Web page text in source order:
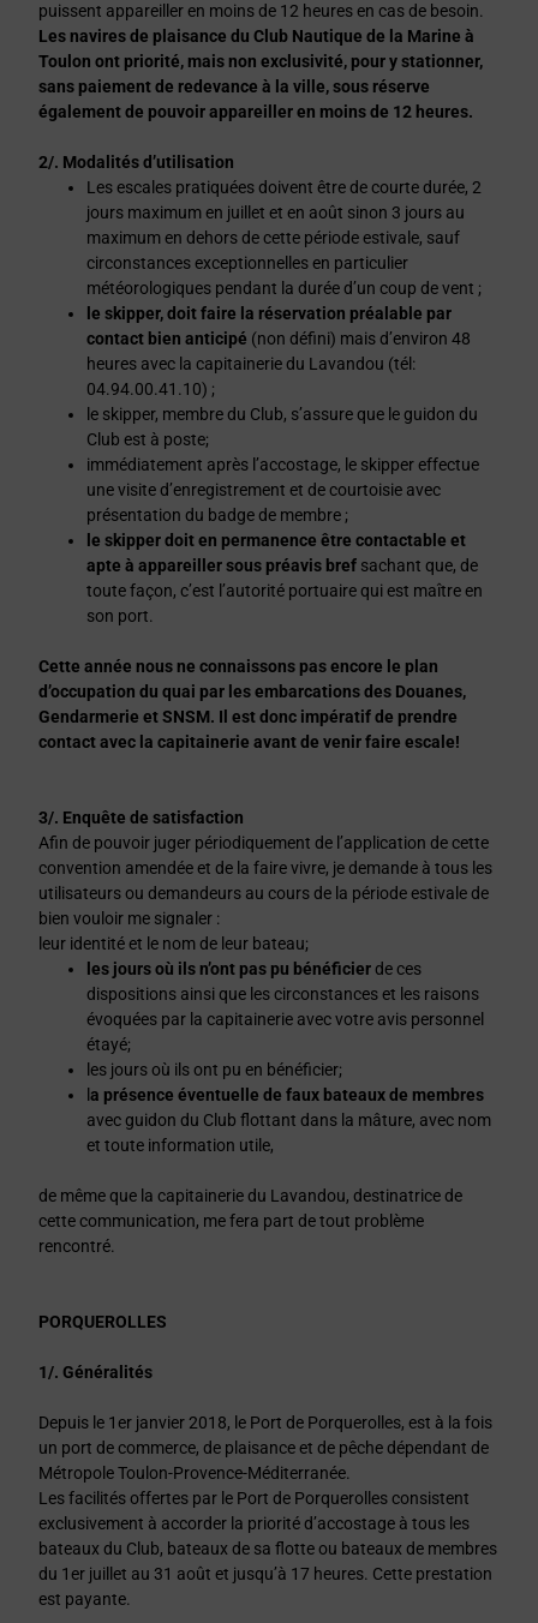
puissent appareiller en moins de 12 heures en cas de besoin.
Les navires de plaisance du Club Nautique de la Marine à
Toulon ont priorité, mais non exclusivité, pour y stationner,
sans paiement de redevance à la ville, sous réserve
également de pouvoir appareiller en moins de 12 heures.
2/. Modalités d’utilisation
Les escales pratiquées doivent être de courte durée, 2
jours maximum en juillet et en août sinon 3 jours au
maximum en dehors de cette période estivale, sauf
circonstances exceptionnelles en particulier
météorologiques pendant la durée d’un coup de vent ;
le skipper, doit faire la réservation préalable par
contact bien anticipé (non défini) mais d’environ 48
heures avec la capitainerie du Lavandou (tél:
04.94.00.41.10) ;
le skipper, membre du Club, s’assure que le guidon du
Club est à poste;
immédiatement après l’accostage, le skipper effectue
une visite d’enregistrement et de courtoisie avec
présentation du badge de membre ;
le skipper doit en permanence être contactable et
apte à appareiller sous préavis bref sachant que, de
toute façon, c’est l’autorité portuaire qui est maître en
son port.
Cette année nous ne connaissons pas encore le plan
d’occupation du quai par les embarcations des Douanes,
Gendarmerie et SNSM. Il est donc impératif de prendre
contact avec la capitainerie avant de venir faire escale!
3/. Enquête de satisfaction
Afin de pouvoir juger périodiquement de l’application de cette
convention amendée et de la faire vivre, je demande à tous les
utilisateurs ou demandeurs au cours de la période estivale de
bien vouloir me signaler :
leur identité et le nom de leur bateau;
les jours où ils n’ont pas pu bénéficier de ces
dispositions ainsi que les circonstances et les raisons
évoquées par la capitainerie avec votre avis personnel
étayé;
les jours où ils ont pu en bénéficier;
la présence éventuelle de faux bateaux de membres
avec guidon du Club flottant dans la mâture, avec nom
et toute information utile,
de même que la capitainerie du Lavandou, destinatrice de
cette communication, me fera part de tout problème
rencontré.
PORQUEROLLES
1/. Généralités
Depuis le 1er janvier 2018, le Port de Porquerolles, est à la fois
un port de commerce, de plaisance et de pêche dépendant de
Métropole Toulon-Provence-Méditerranée.
Les facilités offertes par le Port de Porquerolles consistent
exclusivement à accorder la priorité d’accostage à tous les
bateaux du Club, bateaux de sa flotte ou bateaux de membres
du 1er juillet au 31 août et jusqu’à 17 heures. Cette prestation
est payante.